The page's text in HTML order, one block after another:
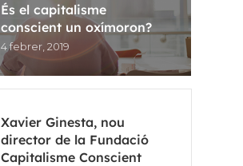
És el capitalisme
conscient un oxímoron?
4 febrer, 2019
Xavier Ginesta, nou
director de la Fundació
Capitalisme Conscient